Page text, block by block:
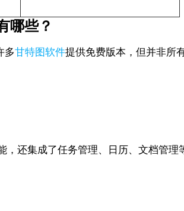
哪些？
多甘特图软件提供免费版本，但并非所
，还集成了任务管理、日历、文档管